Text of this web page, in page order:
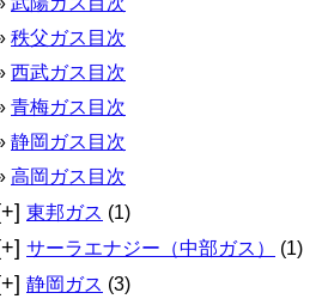
秩父ガス目次
西武ガス目次
青梅ガス目次
静岡ガス目次
高岡ガス目次
東邦ガス (1)
サーラエナジー（中部ガス） (1)
静岡ガス (3)